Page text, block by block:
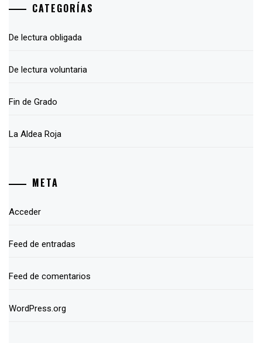
CATEGORÍAS
De lectura obligada
De lectura voluntaria
Fin de Grado
La Aldea Roja
META
Acceder
Feed de entradas
Feed de comentarios
WordPress.org